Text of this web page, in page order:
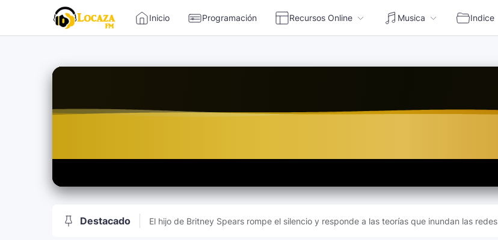
Inicio Programación Recursos Online Musica Indice
Destacado
El hijo de Britney Spears rompe el silencio y responde a las teorías que inundan las redes